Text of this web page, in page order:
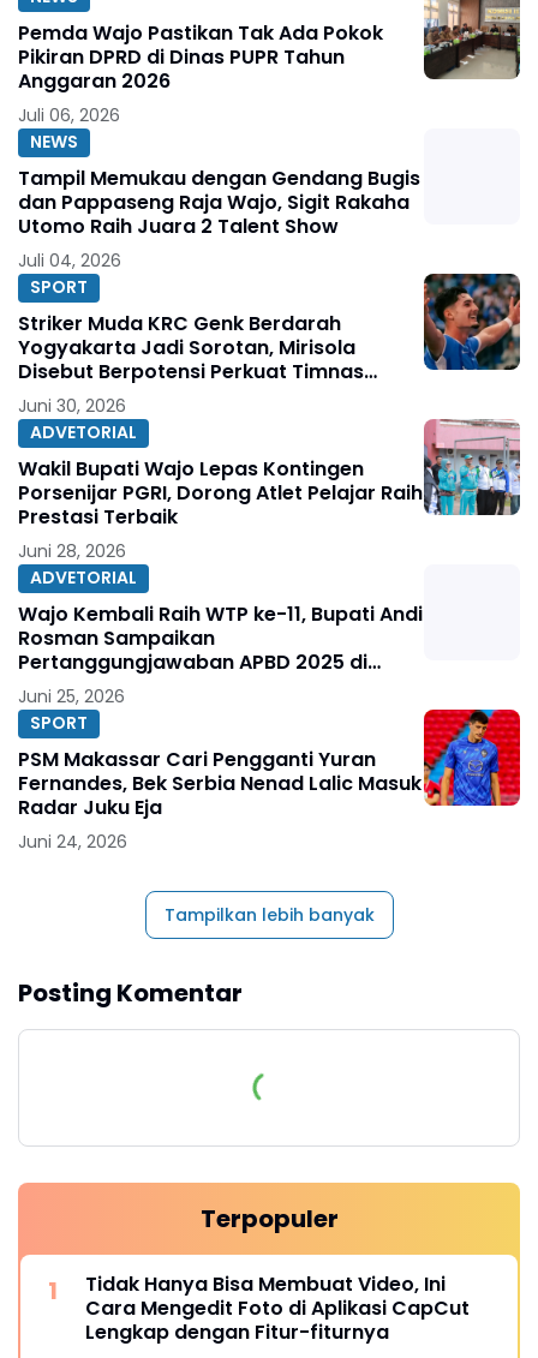
Pemda Wajo Pastikan Tak Ada Pokok
Pikiran DPRD di Dinas PUPR Tahun
Anggaran 2026
Juli 06, 2026
NEWS
Tampil Memukau dengan Gendang Bugis
dan Pappaseng Raja Wajo, Sigit Rakaha
Utomo Raih Juara 2 Talent Show
Juli 04, 2026
SPORT
Striker Muda KRC Genk Berdarah
Yogyakarta Jadi Sorotan, Mirisola
Disebut Berpotensi Perkuat Timnas
Indonesia
Juni 30, 2026
ADVETORIAL
Wakil Bupati Wajo Lepas Kontingen
Porsenijar PGRI, Dorong Atlet Pelajar Raih
Prestasi Terbaik
Juni 28, 2026
ADVETORIAL
Wajo Kembali Raih WTP ke-11, Bupati Andi
Rosman Sampaikan
Pertanggungjawaban APBD 2025 di
DPRD
Juni 25, 2026
SPORT
PSM Makassar Cari Pengganti Yuran
Fernandes, Bek Serbia Nenad Lalic Masuk
Radar Juku Eja
Juni 24, 2026
Tampilkan lebih banyak
Posting Komentar
Terpopuler
Tidak Hanya Bisa Membuat Video, Ini
Cara Mengedit Foto di Aplikasi CapCut
Lengkap dengan Fitur-fiturnya